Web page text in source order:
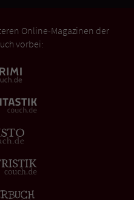
Online-Magazinen der
vorbei: